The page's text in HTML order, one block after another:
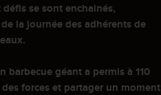
se sont enchainés,
la journée des adhérents de
barbecue géant a permis à 110
forces et partager un moment